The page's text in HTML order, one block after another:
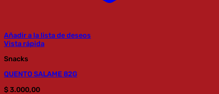
Añadir a la lista de deseos
Vista rápida
Snacks
QUENTO SALAME 82G
$3.000,00